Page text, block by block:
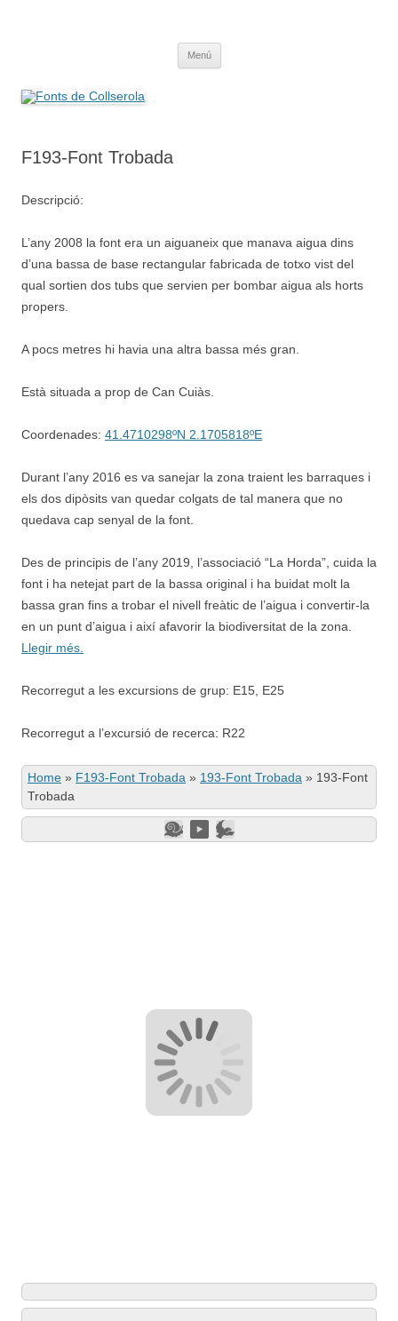
Menú
F193-Font Trobada
Descripció:
L’any 2008 la font era un aiguaneix que manava aigua dins
d’una bassa de base rectangular fabricada de totxo vist del
qual sortien dos tubs que servien per bombar aigua als horts
propers.
A pocs metres hi havia una altra bassa més gran.
Està situada a prop de Can Cuiàs.
Coordenades: 41.4710298ºN 2.1705818ºE
Durant l’any 2016 es va sanejar la zona traient les barraques i
els dos dipòsits van quedar colgats de tal manera que no
quedava cap senyal de la font.
Des de principis de l’any 2019, l’associació “La Horda”, cuida la
font i ha netejat part de la bassa original i ha buidat molt la
bassa gran fins a trobar el nivell freàtic de l’aigua i convertir-la
en un punt d’aigua i així afavorir la biodiversitat de la zona.
Llegir més.
Recorregut a les excursions de grup: E15, E25
Recorregut a l’excursió de recerca: R22
Home » F193-Font Trobada » 193-Font Trobada » 193-Font
Trobada